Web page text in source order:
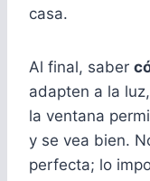
casa.
Al final, saber
adapten a la
la ventana
y se vea bien.
perfecta; lo